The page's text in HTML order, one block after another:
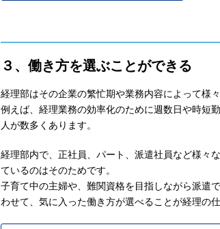
３、働き方を選ぶことができる
経理部はその企業の繁忙期や業務内容によって様
例えば、経理業務の効率化のために週数日や時短
人が数多くあります。
経理部内で、正社員、パート、派遣社員など様々
ているのはそのためです。
子育て中の主婦や、難関資格を目指しながら派遣
わせて、気に入った働き方が選べることが経理の